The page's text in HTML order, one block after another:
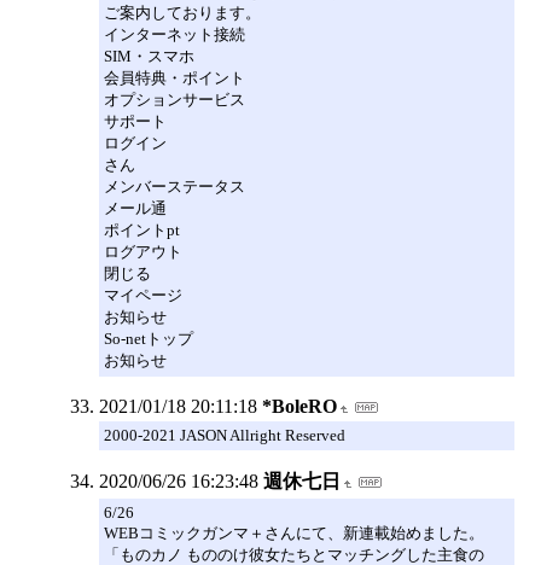
ご案内しております。
インターネット接続
SIM・スマホ
会員特典・ポイント
オプションサービス
サポート
ログイン
さん
メンバーステータス
メール通
ポイントpt
ログアウト
閉じる
マイページ
お知らせ
So-netトップ
お知らせ
2021/01/18 20:11:18 *BoleRO
2000-2021 JASON Allright Reserved
2020/06/26 16:23:48 週休七日
6/26
WEBコミックガンマ＋さんにて、新連載始めました。
「ものカノ もののけ彼女たちとマッチングした主食の